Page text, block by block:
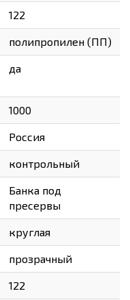
122
полипропилен (ПП)
да
1000
Россия
контрольный
Банка под
пресервы
круглая
прозрачный
122